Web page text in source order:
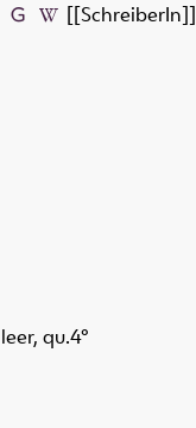
[[SchreiberIn]]
qu.4°